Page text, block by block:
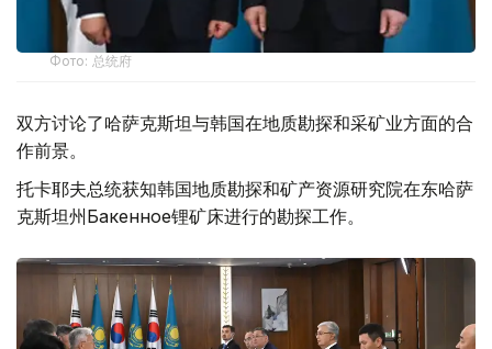
Фото: 总统府
双方讨论了哈萨克斯坦与韩国在地质勘探和采矿业方面的合
作前景。
托卡耶夫总统获知韩国地质勘探和矿产资源研究院在东哈萨
克斯坦州Бакенное锂矿床进行的勘探工作。